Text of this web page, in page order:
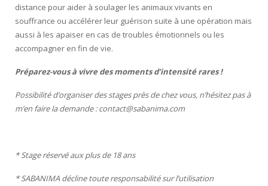
distance pour aider à soulager les animaux vivants en
souffrance ou accélérer leur guérison suite à une opération mais
aussi à les apaiser en cas de troubles émotionnels ou les
accompagner en fin de vie.
Préparez-vous à vivre des moments d’intensité rares !
Possibilité d’organiser des stages près de chez vous, n’hésitez pas à
m’en faire la demande : contact@sabanima.com
* Stage réservé aux plus de 18 ans
* SABANIMA décline toute responsabilité sur l’utilisation